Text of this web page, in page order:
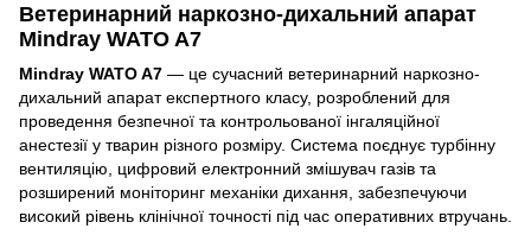
Ветеринарний наркозно-дихальний апарат
Mindray WATO A7
Mindray WATO A7 — це сучасний ветеринарний наркозно-
дихальний апарат експертного класу, розроблений для
проведення безпечної та контрольованої інгаляційної
анестезії у тварин різного розміру. Система поєднує турбінну
вентиляцію, цифровий електронний змішувач газів та
розширений моніторинг механіки дихання, забезпечуючи
високий рівень клінічної точності під час оперативних втручань.